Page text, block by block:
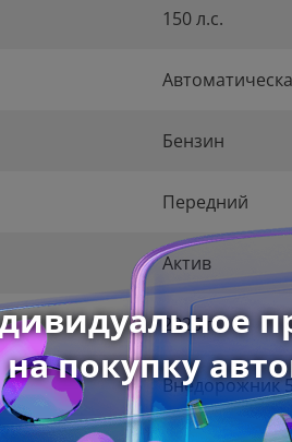
150 л.с.
Бензин
Передний
Актив
2026 г
Внедорожник